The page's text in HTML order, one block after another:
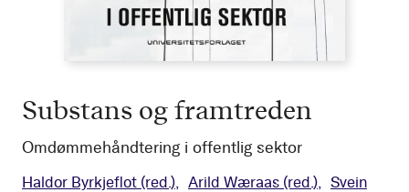
Substans og framtreden
Omdømmehåndtering i offentlig sektor
Haldor Byrkjeflot (red.) Arild Wæraas (red.)
Svein